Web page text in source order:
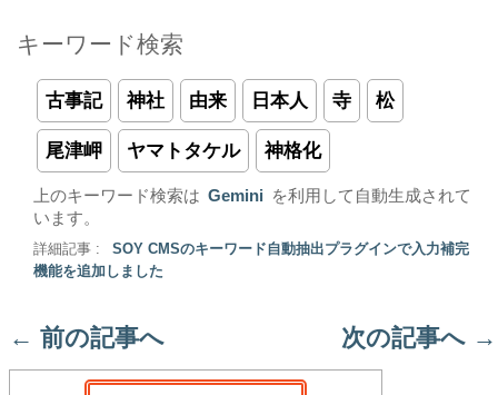
キーワード検索
古事記 神社 由来 日本人 寺 松
尾津岬 ヤマトタケル 神格化
上のキーワード検索は Gemini
を利用して自動生成されて
います。
詳細記事 :
SOY CMSのキーワード自動抽出プラグインで入力補完
機能を追加しました
← 前の記事へ 次の記事へ →